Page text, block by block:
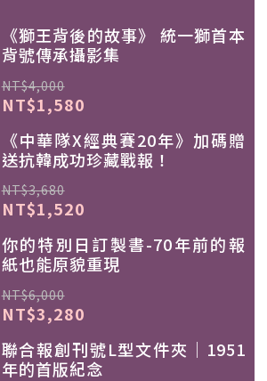
《獅王背後的故事》 統一獅首本
背號傳承攝影集
NT$4,000
NT$1,580
《中華隊X經典賽20年》加碼贈
送抗韓成功珍藏戰報！
NT$3,680
NT$1,520
你的特別日訂製書-70年前的報
紙也能原貌重現
NT$6,000
NT$3,280
聯合報創刊號L型文件夾｜1951
年的首版紀念